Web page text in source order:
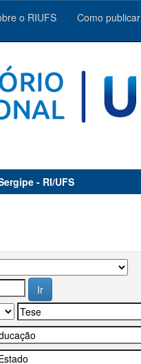
o RIUFS Como publicar
- RI/UFS